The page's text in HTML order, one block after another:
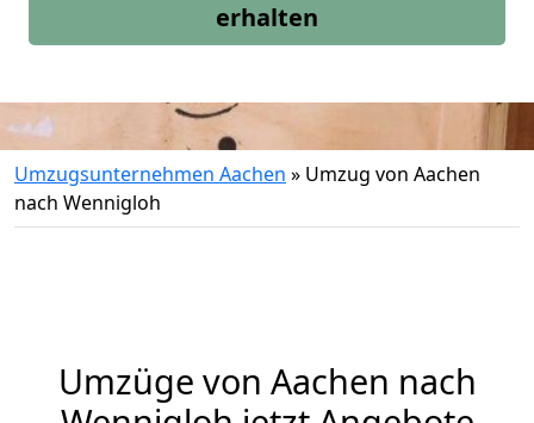
erhalten
Umzugsunternehmen Aachen » Umzug von Aachen
nach Wennigloh
Umzüge von Aachen nach